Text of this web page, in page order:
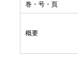
巻・号・頁
概要